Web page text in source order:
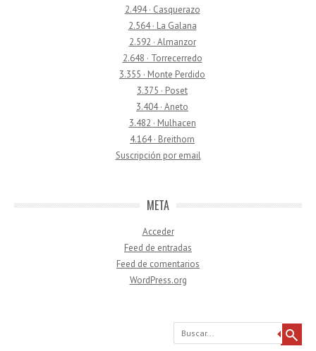
2.494 · Casquerazo
2.564 · La Galana
2.592 · Almanzor
2.648 · Torrecerredo
3.355 · Monte Perdido
3.375 · Poset
3.404 · Aneto
3.482 · Mulhacen
4.164 · Breithorn
Suscripción por email
META
Acceder
Feed de entradas
Feed de comentarios
WordPress.org
Buscar